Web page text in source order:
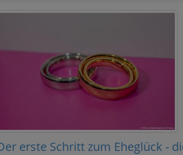
erste Schritt zum Eheglück -